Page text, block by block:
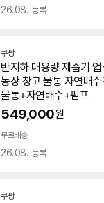
26.08. 등록
쿠팡
반지하 대용량제습기 업
농장 창고 물통 자연배
물통+자연배수+펌프
549,000원
무료배송
26.08. 등록
쿠팡